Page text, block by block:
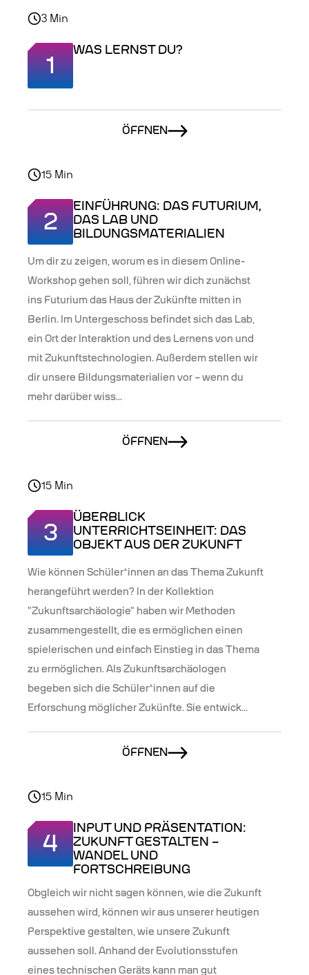
3 Min
1
WAS LERNST DU?
ÖFFNEN
15 Min
2
EINFÜHRUNG: DAS FUTURIUM,
DAS LAB UND
BILDUNGSMATERIALIEN
Um dir zu zeigen, worum es in diesem Online-
Workshop gehen soll, führen wir dich zunächst
ins Futurium das Haus der Zukünfte mitten in
Berlin. Im Untergeschoss befindet sich das Lab,
ein Ort der Interaktion und des Lernens von und
mit Zukunftstechnologien. Außerdem stellen wir
dir unsere Bildungsmaterialien vor – wenn du
mehr darüber wiss...
ÖFFNEN
15 Min
3
ÜBERBLICK
UNTERRICHTSEINHEIT: DAS
OBJEKT AUS DER ZUKUNFT
Wie können Schüler*innen an das Thema Zukunft
herangeführt werden? In der Kollektion
"Zukunftsarchäologie" haben wir Methoden
zusammengestellt, die es ermöglichen einen
spielerischen und einfach Einstieg in das Thema
zu ermöglichen. Als Zukunftsarchäologen
begeben sich die Schüler*innen auf die
Erforschung möglicher Zukünfte. Sie entwick...
ÖFFNEN
15 Min
4
INPUT UND PRÄSENTATION:
ZUKUNFT GESTALTEN –
WANDEL UND
FORTSCHREIBUNG
Obgleich wir nicht sagen können, wie die Zukunft
aussehen wird, können wir aus unserer heutigen
Perspektive gestalten, wie unsere Zukunft
aussehen soll. Anhand der Evolutionsstufen
eines technischen Geräts kann man gut